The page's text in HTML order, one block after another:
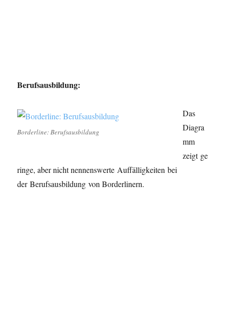
Berufsausbildung:
Borderline: Berufsausbildung
Das
Diagra
mm
zeigt ge
ringe, aber nicht nennenswerte Auffälligkeiten bei
der Berufsausbildung von Borderlinern.